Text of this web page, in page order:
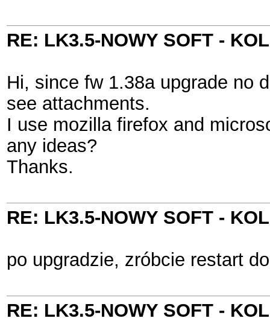
RE: LK3.5-NOWY SOFT -
Hi, since fw 1.38a upgrade no
see attachments.
I use mozilla firefox and
any ideas?
Thanks.
RE: LK3.5-NOWY SOFT -
po upgradzie, zróbcie restart
RE: LK3.5-NOWY SOFT -